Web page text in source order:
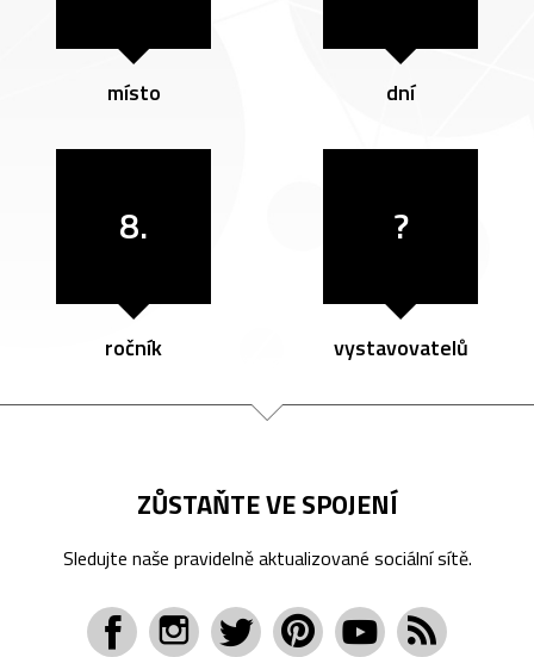
místo dní
8.
ročník
?
vystavovatelů
ZŮSTAŇTE VE SPOJENÍ
Sledujte naše pravidelně aktualizované sociální sítě.